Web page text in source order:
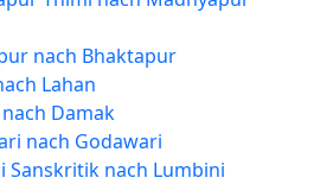
nach Bhaktapur
Lahan
Damak
nach Godawari
Sanskritik nach Lumbini